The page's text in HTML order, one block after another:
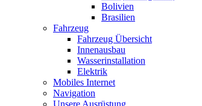
Bolivien
Brasilien
Fahrzeug
Fahrzeug Übersicht
Innenausbau
Wasserinstallation
Elektrik
Mobiles Internet
Navigation
Unsere Ausrüstung